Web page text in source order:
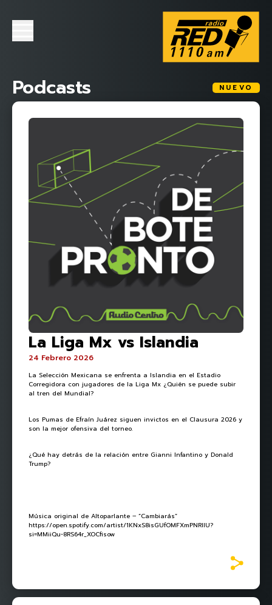
Podcasts NUEVO
La Liga Mx vs Islandia
24 Febrero 2026
La Selección Mexicana se enfrenta a Islandia en el Estadio
Corregidora con jugadores de la Liga Mx ¿Quién se puede subir
al tren del Mundial?
Los Pumas de Efraín Juárez siguen invictos en el Clausura 2026 y
son la mejor ofensiva del torneo.
¿Qué hay detrás de la relación entre Gianni Infantino y Donald
Trump?
Música original de Altoparlante – “Cambiarás”
https://open.spotify.com/artist/1KNxS8isGUfOMFXmPNRlIU?
si=MMiiQu-8RS64r_XOCfisow